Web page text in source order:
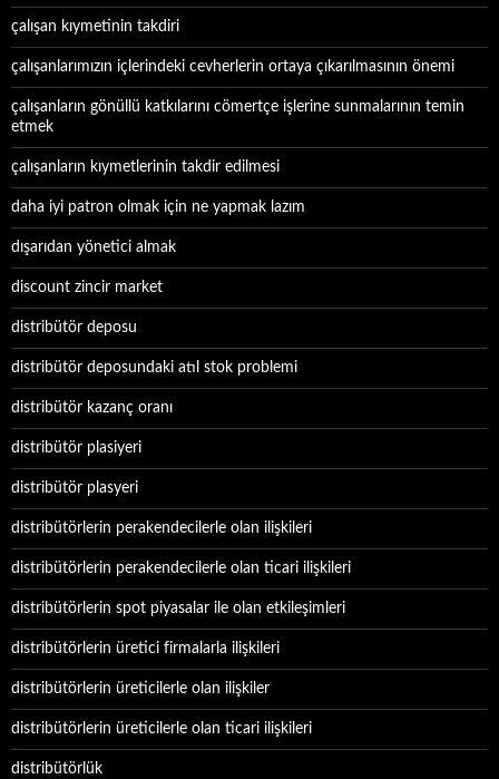
çalışan kıymetinin takdiri
çalışanlarımızın içlerindeki cevherlerin ortaya çıkarılmasının önemi
çalışanların gönüllü katkılarını cömertçe işlerine sunmalarının temin
etmek
çalışanların kıymetlerinin takdir edilmesi
daha iyi patron olmak için ne yapmak lazım
dışarıdan yönetici almak
discount zincir market
distribütör deposu
distribütör deposundaki atıl stok problemi
distribütör kazanç oranı
distribütör plasiyeri
distribütör plasyeri
distribütörlerin perakendecilerle olan ilişkileri
distribütörlerin perakendecilerle olan ticari ilişkileri
distribütörlerin spot piyasalar ile olan etkileşimleri
distribütörlerin üretici firmalarla ilişkileri
distribütörlerin üreticilerle olan ilişkiler
distribütörlerin üreticilerle olan ticari ilişkileri
distribütörlük